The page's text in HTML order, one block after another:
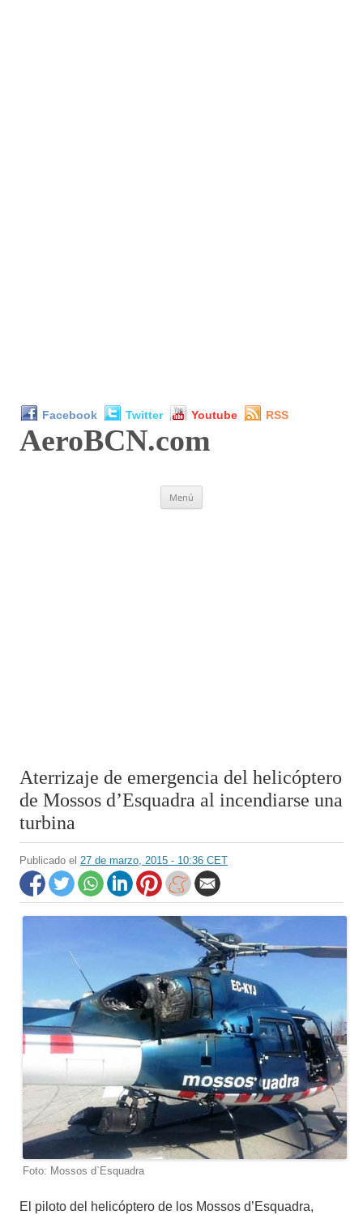
Facebook Twitter Youtube RSS
AeroBCN.com
Menú
Aterrizaje de emergencia del helicóptero
de Mossos d’Esquadra al incendiarse una
turbina
Publicado el 27 de marzo, 2015 - 10:36 CET
Foto: Mossos d`Esquadra
El piloto del helicóptero de los Mossos d’Esquadra,